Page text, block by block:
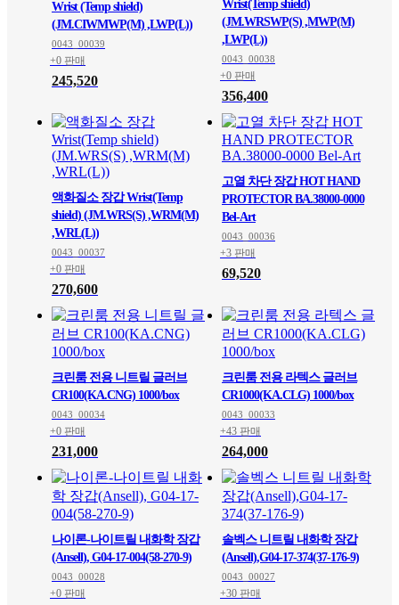
Wrist (Temp shield)
(JM.CIWMWP(M) ,LWP(L))
0043_00039
+0 판매
245,520
Wrist(Temp shield)
(JM.WRSWP(S) ,MWP(M)
,LWP(L))
0043_00038
+0 판매
356,400
액화질소 장갑 Wrist(Temp
shield) (JM.WRS(S) ,WRM(M)
,WRL(L))
0043_00037
+0 판매
270,600
고열 차단 장갑 HOT HAND
PROTECTOR BA.38000-0000
Bel-Art
0043_00036
+3 판매
69,520
크린룸 전용 니트릴 글러브
CR100(KA.CNG) 1000/box
0043_00034
+0 판매
231,000
크린룸 전용 라텍스 글러브
CR1000(KA.CLG) 1000/box
0043_00033
+43 판매
264,000
나이론-나이트릴 내화학 장갑
(Ansell), G04-17-004(58-270-9)
0043_00028
+0 판매
솔벡스 니트릴 내화학 장갑
(Ansell),G04-17-374(37-176-9)
0043_00027
+30 판매